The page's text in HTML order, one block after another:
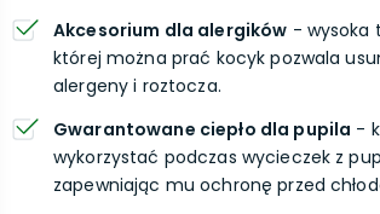
Akcesorium dla alergików - wysoka
której można prać kocyk pozwala
alergeny i roztocza.
Gwarantowane ciepło dla pupila -
wykorzystać podczas wycieczek z
zapewniając mu ochronę przed